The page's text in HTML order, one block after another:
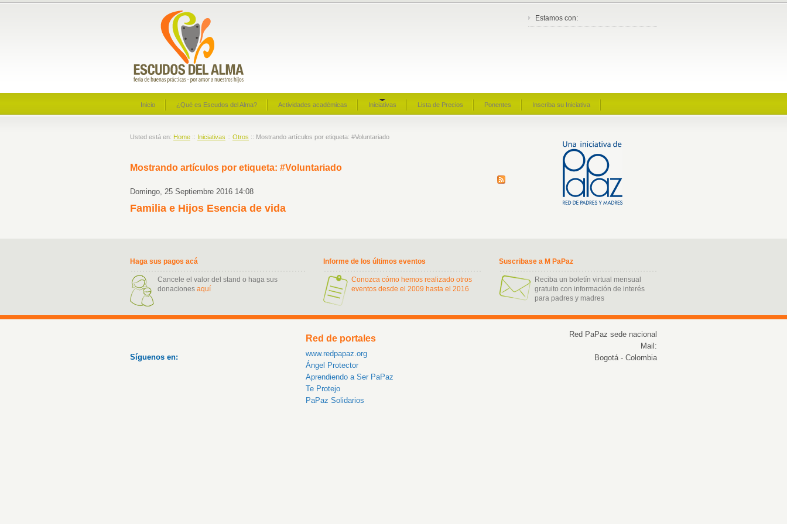
Estamos con:
Inicio ¿Qué es Escudos del Alma? Actividades académicas Iniciativas Lista de Precios Ponentes Inscriba su Iniciativa
Usted está en: Home :: Iniciativas :: Otros :: Mostrando artículos por etiqueta: #Voluntariado
Mostrando artículos por etiqueta: #Voluntariado
Domingo, 25 Septiembre 2016 14:08
Familia e Hijos Esencia de vida
Haga sus pagos acá
Cancele el valor del stand o haga sus
donaciones aquí
Informe de los últimos eventos
Conozca cómo hemos realizado otros
eventos desde el 2009 hasta el 2016
Suscribase a M PaPaz
Reciba un boletín virtual mensual
gratuito con información de interés
para padres y madres
Síguenos en:
Red de portales
www.redpapaz.org
Ángel Protector
Aprendiendo a Ser PaPaz
Te Protejo
PaPaz Solidarios
Red PaPaz sede nacional
Mail:
Bogotá - Colombia